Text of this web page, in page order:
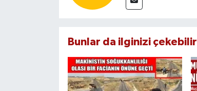
Bunlar da ilginizi çekebilir